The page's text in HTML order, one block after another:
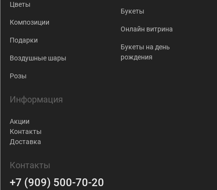
Цветы
Композиции
Подарки
Воздушные шары
Розы
Букеты
Онлайн витрина
Букеты на день
рождения
Информация
Акции
Контакты
Доставка
Контакты
+7 (909) 500-70-20